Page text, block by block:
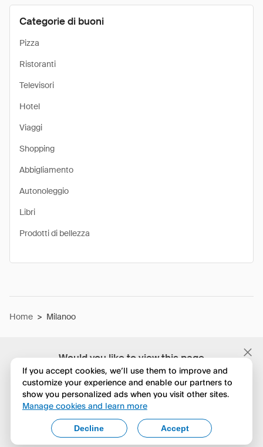
Would you like to view this page
in English?
No, continua a esplorare
Yes, change to English
Categorie di buoni
Pizza
Ristoranti
Televisori
Hotel
Viaggi
Shopping
Abbigliamento
Autonoleggio
Libri
Prodotti di bellezza
Home > Milanoo
If you accept cookies, we’ll use them to improve and
customize your experience and enable our partners to
show you personalized ads when you visit other sites.
Manage cookies and learn more
Accept
Decline